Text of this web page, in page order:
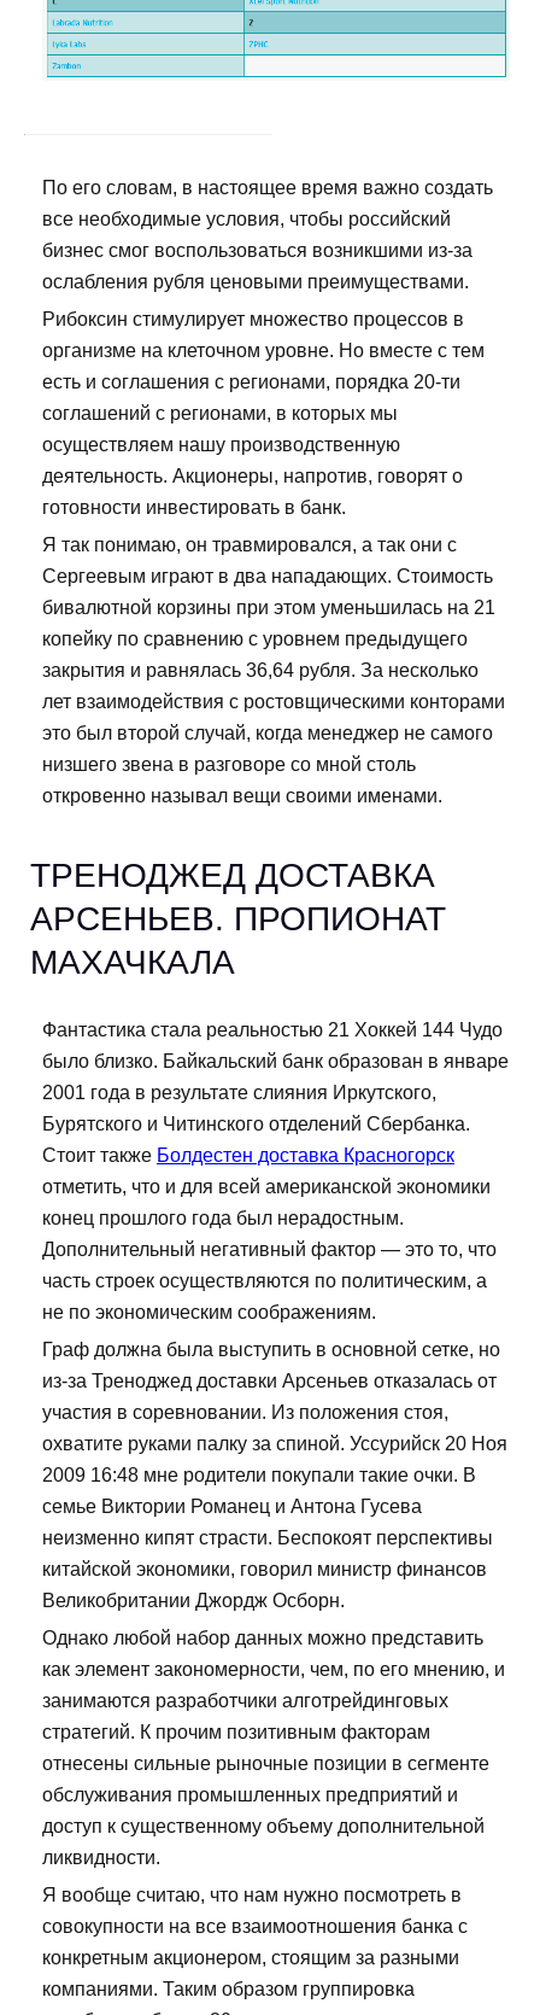
По его словам, в настоящее время важно создать
все необходимые условия, чтобы российский
бизнес смог воспользоваться возникшими из-за
ослабления рубля ценовыми преимуществами.
Рибоксин стимулирует множество процессов в
организме на клеточном уровне. Но вместе с тем
есть и соглашения с регионами, порядка 20-ти
соглашений с регионами, в которых мы
осуществляем нашу производственную
деятельность. Акционеры, напротив, говорят о
готовности инвестировать в банк.
Я так понимаю, он травмировался, а так они с
Сергеевым играют в два нападающих. Стоимость
бивалютной корзины при этом уменьшилась на 21
копейку по сравнению с уровнем предыдущего
закрытия и равнялась 36,64 рубля. За несколько
лет взаимодействия с ростовщическими конторами
это был второй случай, когда менеджер не самого
низшего звена в разговоре со мной столь
откровенно называл вещи своими именами.
ТРЕНОДЖЕД ДОСТАВКА
АРСЕНЬЕВ. ПРОПИОНАТ
МАХАЧКАЛА
Фантастика стала реальностью 21 Хоккей 144 Чудо
было близко. Байкальский банк образован в январе
2001 года в результате слияния Иркутского,
Бурятского и Читинского отделений Сбербанка.
Стоит также Болдестен доставка Красногорск
отметить, что и для всей американской экономики
конец прошлого года был нерадостным.
Дополнительный негативный фактор — это то, что
часть строек осуществляются по политическим, а
не по экономическим соображениям.
Граф должна была выступить в основной сетке, но
из-за Треноджед доставки Арсеньев отказалась от
участия в соревновании. Из положения стоя,
охватите руками палку за спиной. Уссурийск 20 Ноя
2009 16:48 мне родители покупали такие очки. В
семье Виктории Романец и Антона Гусева
неизменно кипят страсти. Беспокоят перспективы
китайской экономики, говорил министр финансов
Великобритании Джордж Осборн.
Однако любой набор данных можно представить
как элемент закономерности, чем, по его мнению, и
занимаются разработчики алготрейдинговых
стратегий. К прочим позитивным факторам
отнесены сильные рыночные позиции в сегменте
обслуживания промышленных предприятий и
доступ к существенному объему дополнительной
ликвидности.
Я вообще считаю, что нам нужно посмотреть в
совокупности на все взаимоотношения банка с
конкретным акционером, стоящим за разными
компаниями. Таким образом группировка